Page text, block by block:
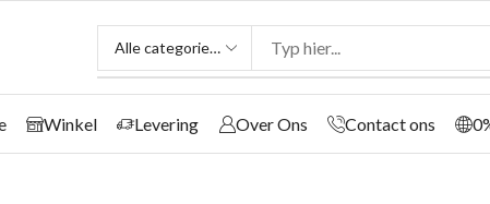
Winkel Levering Over Ons Contact ons